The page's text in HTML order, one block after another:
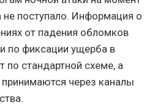
не поступало. Информация о
от падения обломков
по фиксации ущерба в
по стандартной схеме, а
через каналы